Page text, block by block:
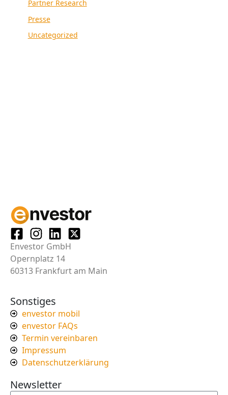
Partner Research
Presse
Uncategorized
Envestor GmbH
Opernplatz 14
60313 Frankfurt am Main
Sonstiges
envestor mobil
envestor FAQs
Termin vereinbaren
Impressum
Datenschutzerklärung
Newsletter